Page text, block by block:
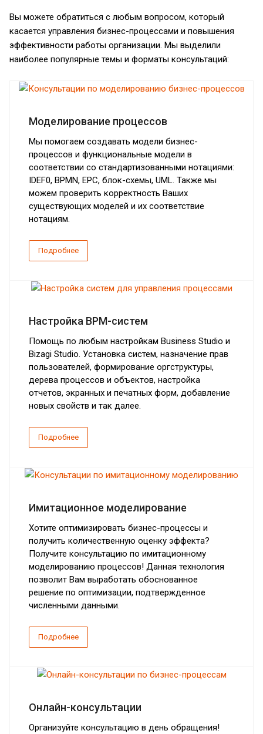
Вы можете обратиться с любым вопросом, который
касается управления бизнес-процессами и повышения
эффективности работы организации. Мы выделили
наиболее популярные темы и форматы консультаций:
Моделирование процессов
Мы помогаем создавать модели бизнес-
процессов и функциональные модели в
соответствии со стандартизованными нотациями:
IDEF0, BPMN, EPC, блок-схемы, UML. Также мы
можем проверить корректность Ваших
существующих моделей и их соответствие
нотациям.
Подробнее
Настройка BPM-систем
Помощь по любым настройкам Business Studio и
Bizagi Studio. Установка систем, назначение прав
пользователей, формирование оргструктуры,
дерева процессов и объектов, настройка
отчетов, экранных и печатных форм, добавление
новых свойств и так далее.
Подробнее
Имитационное моделирование
Хотите оптимизировать бизнес-процессы и
получить количественную оценку эффекта?
Получите консультацию по имитационному
моделированию процессов! Данная технология
позволит Вам выработать обоснованное
решение по оптимизации, подтвержденное
численными данными.
Подробнее
Онлайн-консультации
Организуйте консультацию в день обращения!